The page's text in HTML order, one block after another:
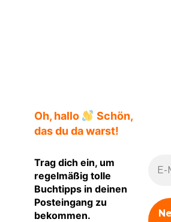
Oh, hallo
Schön,
das du da warst!
Trag dich ein, um
regelmäßig tolle
Buchtipps in deinen
Posteingang zu
bekommen.